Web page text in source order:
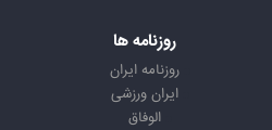
روزنامه ها
روزنامه ایران
ایران ورزشی
الوفاق